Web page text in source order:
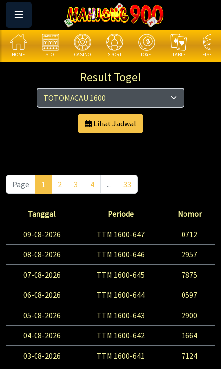
HOME SLOT CASINO SPORT TOGEL TABLE FISHING
Result Togel
Lihat Jadwal
Page 1 2 3 4 ... 33
Tanggal Periode Nomor
09-08-2026 TTM 1600-647 0712
08-08-2026 TTM 1600-646 2957
07-08-2026 TTM 1600-645 7875
06-08-2026 TTM 1600-644 0597
05-08-2026 TTM 1600-643 2900
04-08-2026 TTM 1600-642 1664
03-08-2026 TTM 1600-641 7124